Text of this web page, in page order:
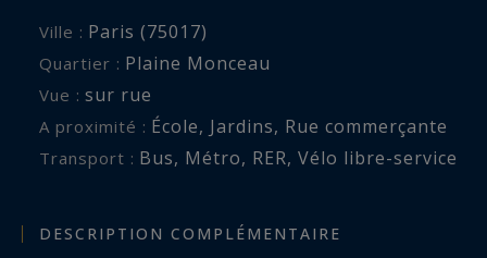
Ville : Paris (75017)
Quartier : Plaine Monceau
Vue : sur rue
A proximité : École, Jardins, Rue commerçante
Transport : Bus, Métro, RER, Vélo libre-service
DESCRIPTION COMPLÉMENTAIRE